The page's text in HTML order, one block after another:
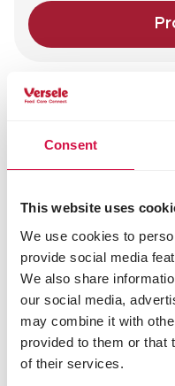
Consent
This website uses
We use cookies to
provide social media
We also share
our social media,
may combine it with
provided to them or that
of their services.